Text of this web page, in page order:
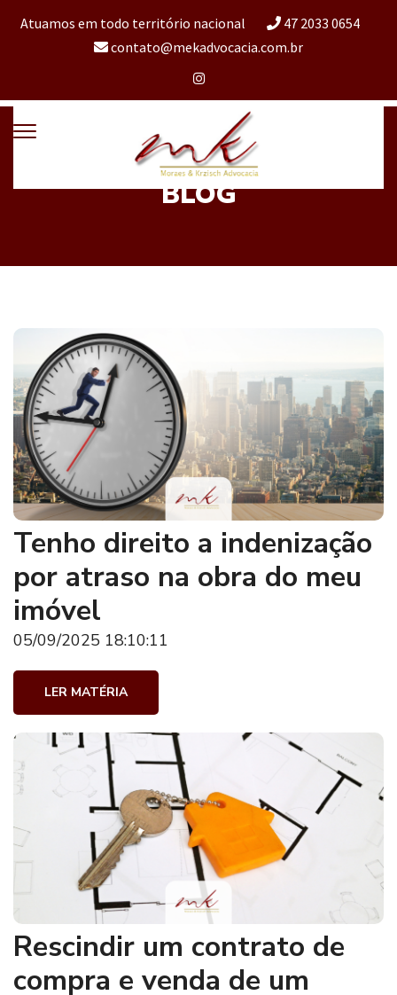
Atuamos em todo território nacional
47 2033 0654
contato@mekadvocacia.com.br
BLOG
Tenho direito a indenização
por atraso na obra do meu
imóvel
05/09/2025 18:10:11
LER MATÉRIA
Rescindir um contrato de
compra e venda de um